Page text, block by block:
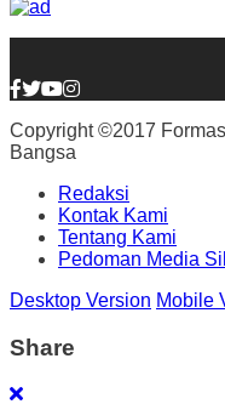
Copyright ©2017
Bangsa
Redaksi
Kontak Kami
Tentang Kami
Pedoman Media
Desktop Version Mobile
Share